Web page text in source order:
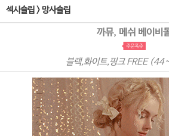
섹시슬립 >망사슬립
까뮤, 메쉬 베이비
블랙,화이트,핑크 FREE